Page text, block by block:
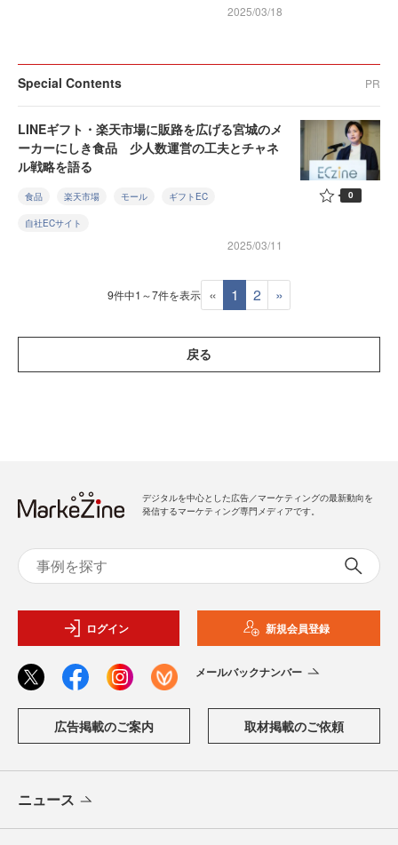
2025/03/18
Special Contents PR
LINEギフト・楽天市場に販路を広げる宮城のメ
ーカーにしき食品 少人数運営の工夫とチャネ
ル戦略を語る
食品 楽天市場 モール ギフトEC
自社ECサイト
2025/03/11
0
9件中1～7件を表示 « 1 2 »
戻る
デジタルを中心とした広告／マーケティングの最新動向を
発信するマーケティング専門メディアです。
ログイン 新規会員登録
メールバックナンバー
広告掲載のご案内 取材掲載のご依頼
ニュース